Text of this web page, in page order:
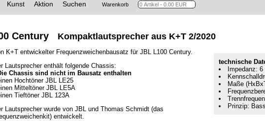
Kunst Aktion Suchen Warenkorb
Century Kompaktlautsprecher aus K+T 2/2020
technische
Impedanz: 6
Maße
Prinzip:
K+T entwickelter Frequenzweichenbausatz für JBL L100 Century.
Lautsprecher enthält folgende Chassis:
Chassis sind nicht im Bausatz enthalten
Hochtöner JBL LE25
Mitteltöner JBL LE5A
Tieftöner JBL 123A
Lautsprecher wurde von JBL und Thomas Schmidt (das
entwickelt.